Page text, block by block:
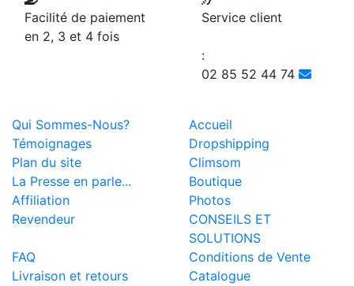
Facilité de paiement
en 2, 3 et 4 fois
Service client
:
02 85 52 44 74
Qui Sommes-Nous?
Accueil
Témoignages
Dropshipping
Plan du site
Climsom
La Presse en parle...
Boutique
Affiliation
Photos
Revendeur
CONSEILS ET
SOLUTIONS
FAQ
Conditions de Vente
Livraison et retours
Catalogue